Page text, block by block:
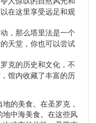
在这里享受远足和观
，那么塔里法是一个
天堂，你也可以尝试
克的历史和文化，不
馆内收藏了丰富的历
的美食。在圣罗克，
中海美食。在这些风